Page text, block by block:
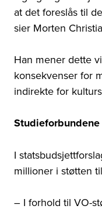
at det foreslås til
sier Morten
Han mener dette
konsekvenser for
indirekte for
I
millioner i støtten
– I forhold til VO-